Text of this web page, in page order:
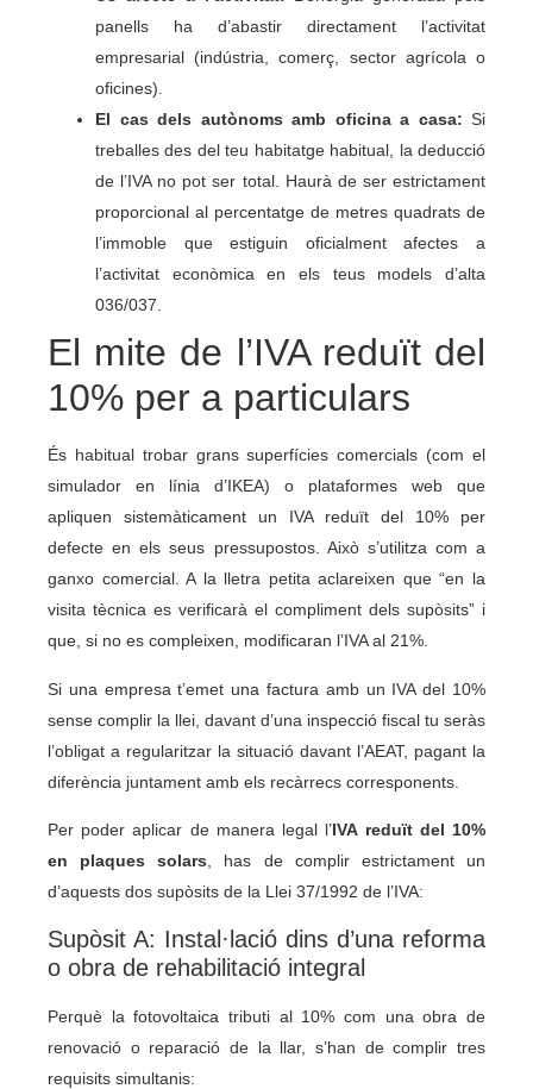
panells ha d’abastir directament l’activitat
empresarial (indústria, comerç, sector agrícola o
oficines).
El cas dels autònoms amb oficina a casa: Si
treballes des del teu habitatge habitual, la deducció
de l’IVA no pot ser total. Haurà de ser estrictament
proporcional al percentatge de metres quadrats de
l’immoble que estiguin oficialment afectes a
l’activitat econòmica en els teus models d’alta
036/037.
El mite de l’IVA reduït del
10% per a particulars
És habitual trobar grans superfícies comercials (com el
simulador en línia d’IKEA) o plataformes web que
apliquen sistemàticament un IVA reduït del 10% per
defecte en els seus pressupostos. Això s’utilitza com a
ganxo comercial. A la lletra petita aclareixen que “en la
visita tècnica es verificarà el compliment dels supòsits” i
que, si no es compleixen, modificaran l’IVA al 21%.
Si una empresa t’emet una factura amb un IVA del 10%
sense complir la llei, davant d’una inspecció fiscal tu seràs
l’obligat a regularitzar la situació davant l’AEAT, pagant la
diferència juntament amb els recàrrecs corresponents.
Per poder aplicar de manera legal l’IVA reduït del 10%
en plaques solars, has de complir estrictament un
d’aquests dos supòsits de la Llei 37/1992 de l’IVA:
Supòsit A: Instal·lació dins d’una reforma
o obra de rehabilitació integral
Perquè la fotovoltaica tributi al 10% com una obra de
renovació o reparació de la llar, s’han de complir tres
requisits simultanis: